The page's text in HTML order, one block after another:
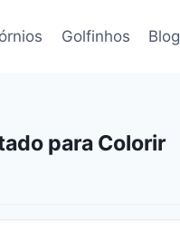
Golfinhos Blog
para Colorir